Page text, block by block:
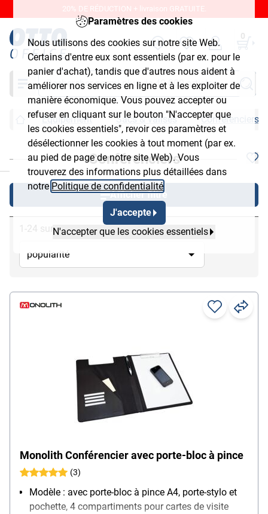
Paramètres des cookies
Nous utilisons des cookies sur notre site Web.
Certains d'entre eux sont essentiels (par ex. pour le
panier d'achat), tandis que d'autres nous aident à
améliorer nos services en ligne et à les exploiter de
manière économique. Vous pouvez accepter ou
refuser en cliquant sur le bouton "N'accepter que
les cookies essentiels", revoir ces paramètres et
désélectionner les cookies à tout moment (par ex.
au pied de page de notre site Web). Vous
trouverez des informations plus détaillées dans
notre Politique de confidentialité
J'accepte
N'accepter que les cookies essentiels
20% DE RÉDUCTION + livraison GRATUITE.
0
Chercher
Équipement Sacs & valises Conférenciers
Conférenciers
Afficher filtre
1-24 sur 56
Monolith Conférencier avec porte-bloc à pince
(3)
Modèle : avec porte-bloc à pince A4, porte-stylo et
pochette, 4 compartiments pour cartes de visite